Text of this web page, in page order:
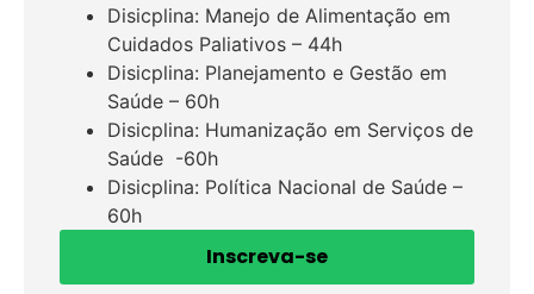
Disicplina: Manejo de Alimentação em
Cuidados Paliativos – 44h
Disicplina: Planejamento e Gestão em
Saúde – 60h
Disicplina: Humanização em Serviços de
Saúde -60h
Disicplina: Política Nacional de Saúde –
60h
Inscreva-se